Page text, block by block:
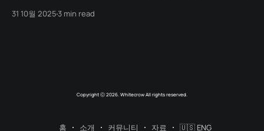
한 그에게, 똑같은 경험을 선물하고 싶지는 않았다. 뭔가 새
31 10월 20253 min read
Copyright ⓒ 2026. Whitecrow All rights reserved.
홈 소개 커뮤니티 자료 🇺🇸 ENG